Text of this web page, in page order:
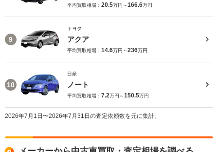
平均買取相場： 20.5万円～166.6万円
9
トヨタ
アクア
平均買取相場： 14.6万円～236万円
10
日産
ノート
平均買取相場： 7.2万円～150.5万円
2026年7月1日〜2026年7月31日の査定依頼数を元に集計。